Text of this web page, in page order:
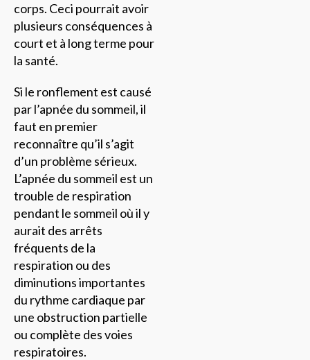
corps. Ceci pourrait avoir
plusieurs conséquences à
court et à long terme pour
la santé.
Si le ronflement est causé
par l’apnée du sommeil, il
faut en premier
reconnaître qu’il s’agit
d’un problème sérieux.
L’apnée du sommeil est un
trouble de respiration
pendant le sommeil où il y
aurait des arrêts
fréquents de la
respiration ou des
diminutions importantes
du rythme cardiaque par
une obstruction partielle
ou complète des voies
respiratoires.